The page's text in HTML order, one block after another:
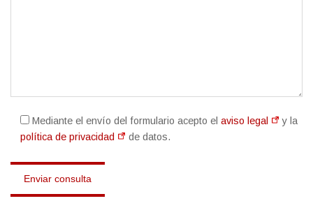
Mediante el envío del formulario acepto elaviso legal
y la
política de privacidad
de datos.